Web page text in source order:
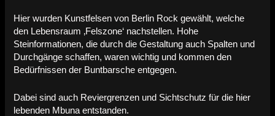
Hier wurden Kunstfelsen von Berlin Rock gewählt, welche
den Lebensraum ‚Felszone‘ nachstellen. Hohe
Steinformationen, die durch die Gestaltung auch Spalten und
Durchgänge schaffen, waren wichtig und kommen den
Bedürfnissen der Buntbarsche entgegen.
Dabei sind auch Reviergrenzen und Sichtschutz für die hier
lebenden Mbuna entstanden.